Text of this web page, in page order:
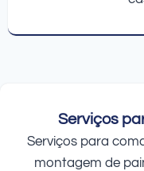
Serviços
Serviços para
montagem de